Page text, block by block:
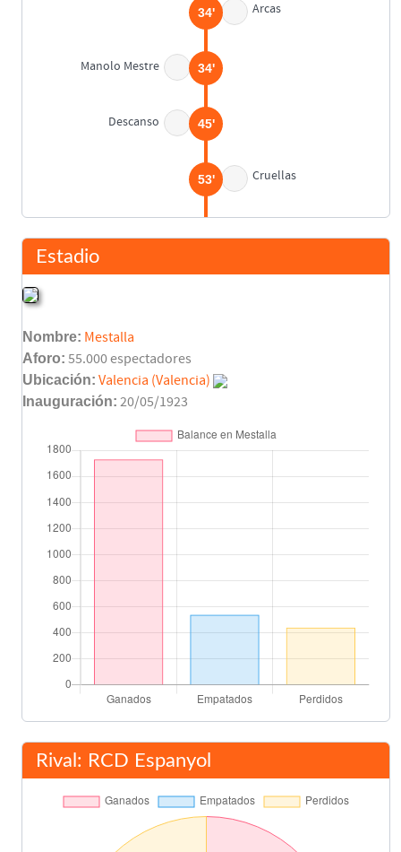
Arcas
34'
Manolo Mestre 34'
Descanso 45'
Cruellas
53'
90'
Estadio
Nombre: Mestalla
Aforo: 55.000 espectadores
Ubicación: Valencia (Valencia)
Inauguración: 20/05/1923
Rival: RCD Espanyol